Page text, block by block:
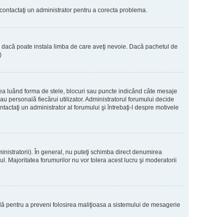
un administrator pentru a corecta problema.
poate instala limba de care aveţi nevoie. Dacă pachetul de
luând forma de stele, blocuri sau puncte indicând câte mesaje
personală fiecărui utilizator. Administratorul forumului decide
un administrator al forumului şi întrebaţi-l despre motivele
În general, nu puteţi schimba direct denumirea
Majoritatea forumurilor nu vor tolera acest lucru şi moderatorii
pentru a preveni folosirea maliţioasa a sistemului de mesagerie